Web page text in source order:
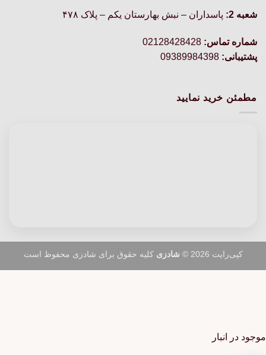
شعبه 2: پاسداران – نبش بهارستان یکم – پلاک ۴۷۸
شماره تماس:
پشتیبانی:
مطمئن خرید نمایید
کپی‌رایت 2026 © شادزی کلیه حقوق برای شادزی محفوظ است
موجود در انبار